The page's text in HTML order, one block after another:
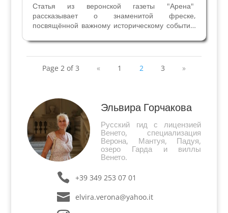
Статья из веронской газеты "Арена"
рассказывает о знаменитой фреске,
посвящённой важному историческому событию
Главной Аудиторией лицея «Монтанари». На
улице Маффей есть шедевр живописи, который
каждый день с 1952 г. могли...
Page 2 of 3 « 1 2 3 »
Эльвира Горчакова
Русский гид с лицензией
Венето, специализация
Верона, Мантуя, Падуя,
озеро Гарда и виллы
Венето.
+39 349 253 07 01
elvira.verona@yahoo.it